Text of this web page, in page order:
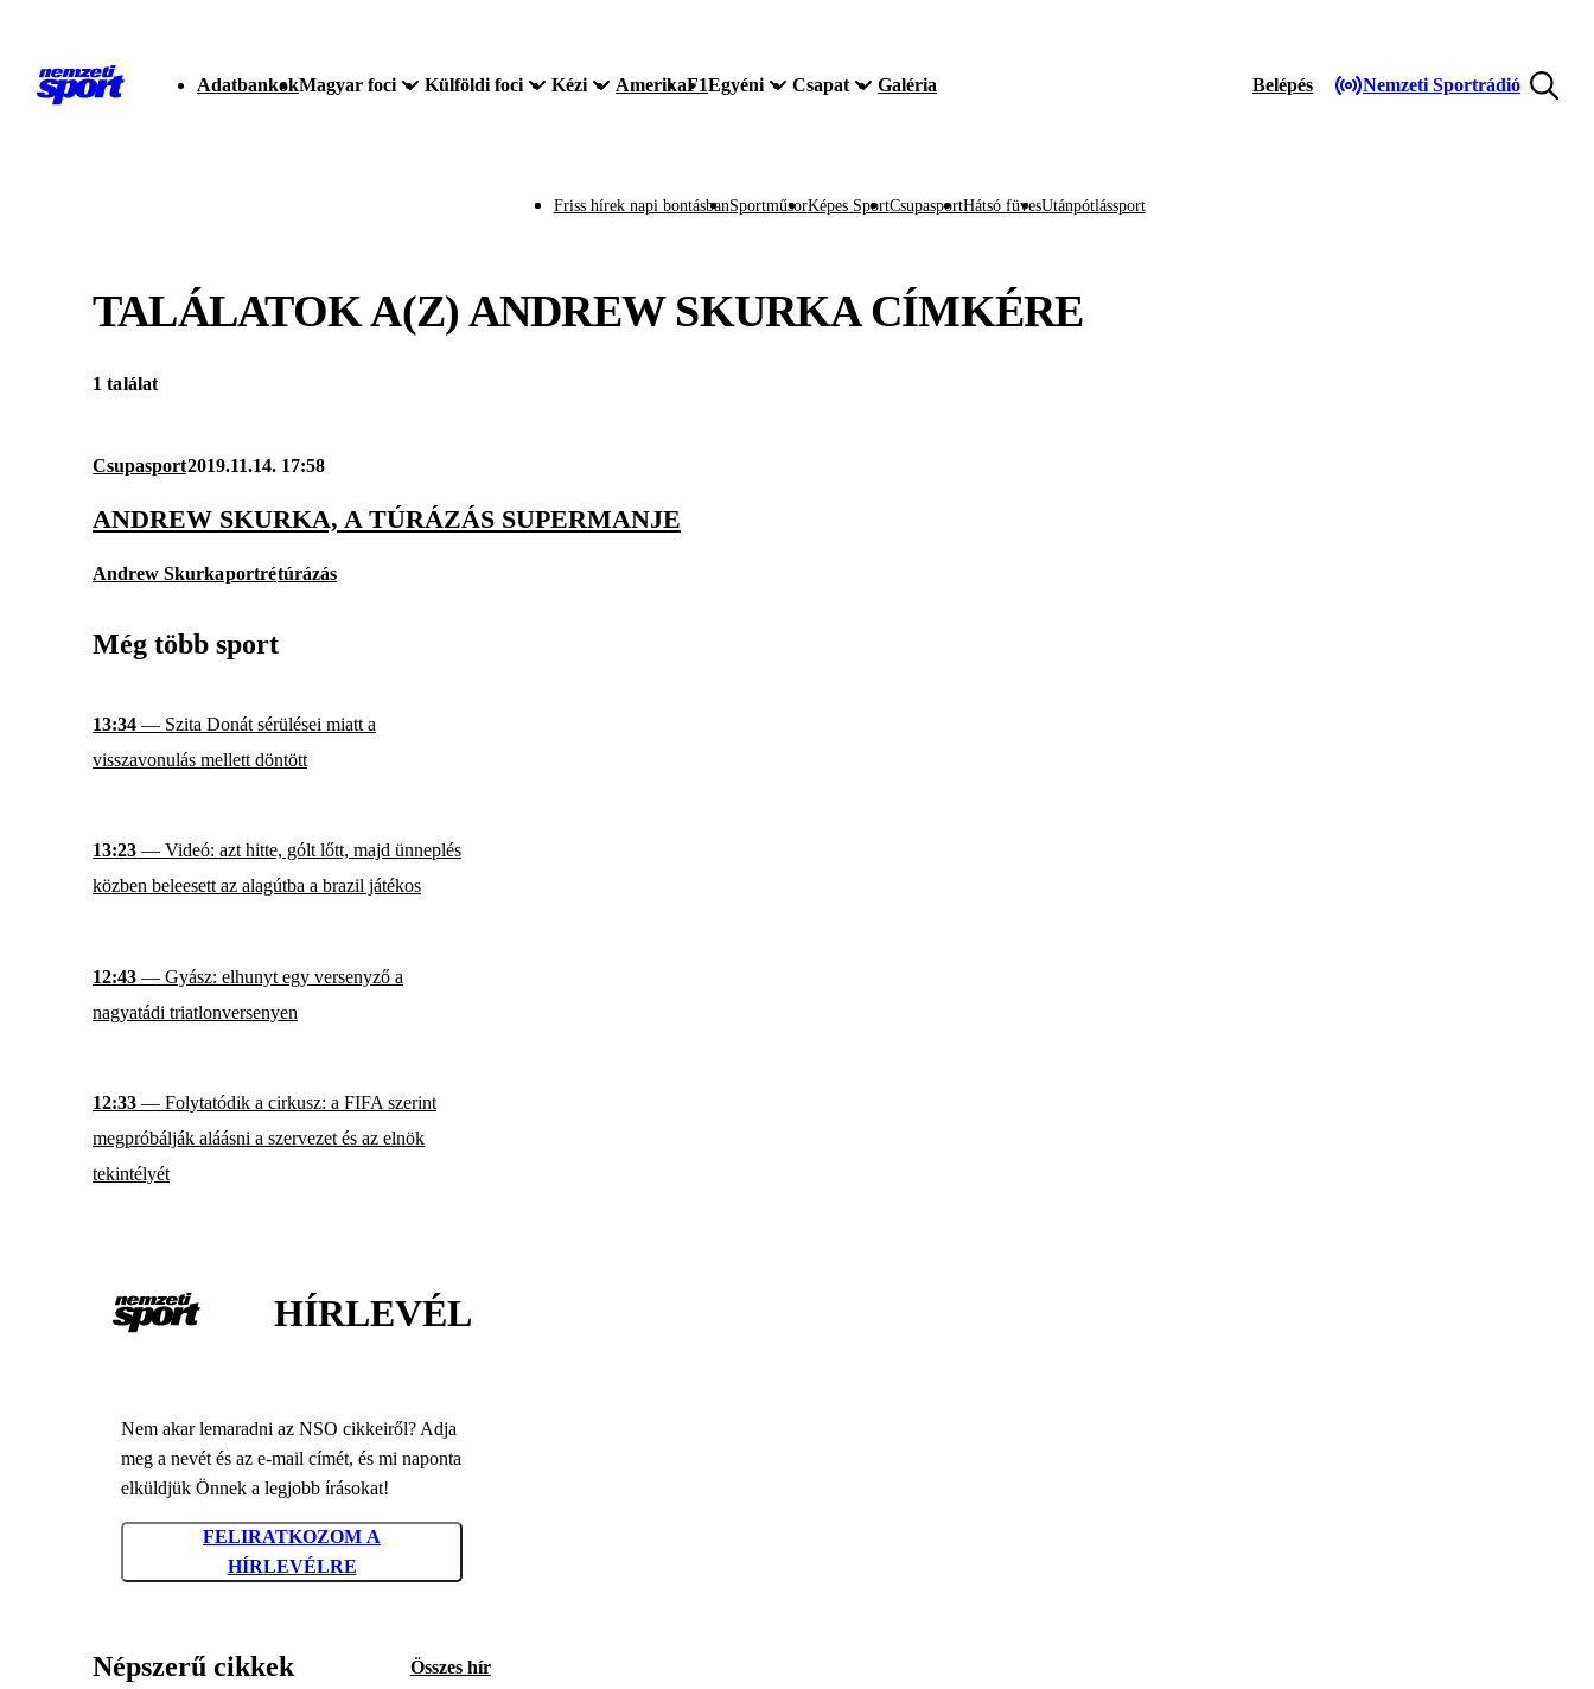
AdatbankokMagyar foci Külföldi foci Kézi AmerikaF1Egyéni Csapat Galéria Belépés Nemzeti Sportrádió
Friss hírek napi bontásbanSportműsorKépes SportCsupasportHátsó füvesUtánpótlássport
TALÁLATOK A(Z) ANDREW SKURKACÍMKÉRE
1 találat
Csupasport2019.11.14. 17:58
ANDREW SKURKA, A TÚRÁZÁS SUPERMANJE
Andrew Skurkaportrétúrázás
Még több sport
13:34 — Szita Donát sérülései miatt a
visszavonulás mellett döntött
13:23 — Videó: azt hitte, gólt lőtt, majd ünneplés
közben beleesett az alagútba a brazil játékos
12:43 — Gyász: elhunyt egy versenyző a
nagyatádi triatlonversenyen
12:33 — Folytatódik a cirkusz: a FIFA szerint
megpróbálják aláásni a szervezet és az elnök
tekintélyét
HÍRLEVÉL
Nem akar lemaradni az NSO cikkeiről? Adja
meg a nevét és az e-mail címét, és mi naponta
elküldjük Önnek a legjobb írásokat!
FELIRATKOZOM A
HÍRLEVÉLRE
Népszerű cikkek Összes hír